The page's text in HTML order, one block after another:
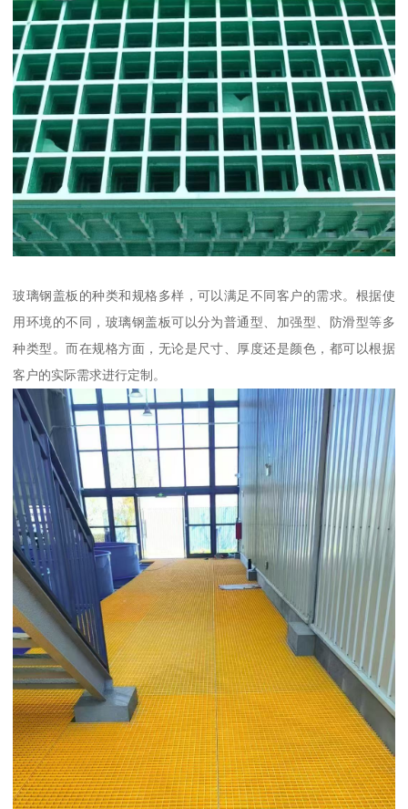
玻璃钢盖板的种类和规格多样，可以满足不同客户的需求。根据使
用环境的不同，玻璃钢盖板可以分为普通型、加强型、防滑型等多
种类型。而在规格方面，无论是尺寸、厚度还是颜色，都可以根据
客户的实际需求进行定制。